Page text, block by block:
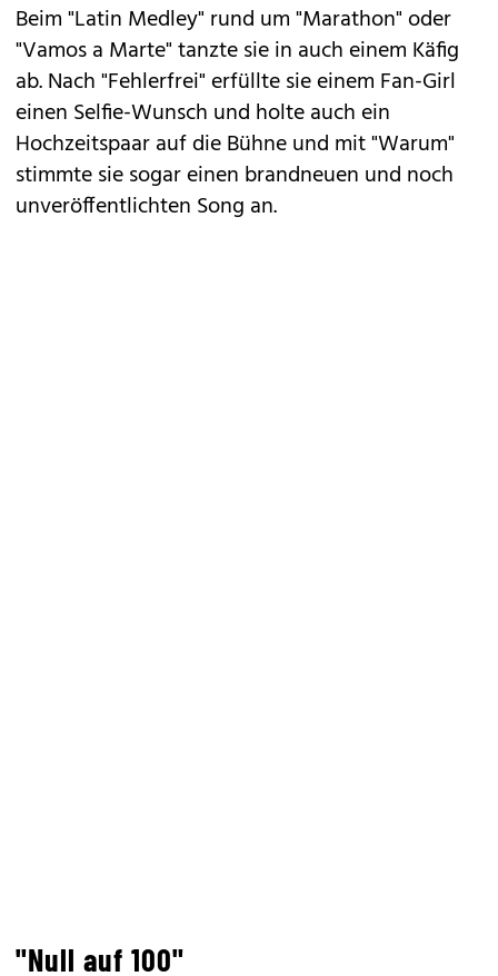
Beim "Latin Medley" rund um "Marathon" oder
"Vamos a Marte" tanzte sie in auch einem Käfig
ab. Nach "Fehlerfrei" erfüllte sie einem Fan-Girl
einen Selfie-Wunsch und holte auch ein
Hochzeitspaar auf die Bühne und mit "Warum"
stimmte sie sogar einen brandneuen und noch
unveröffentlichten Song an.
"Null auf 100"